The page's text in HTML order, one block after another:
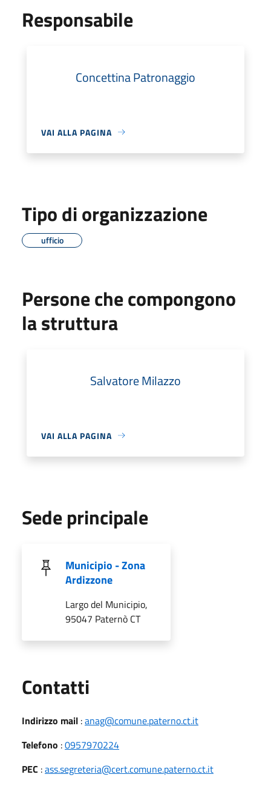
Responsabile
Concettina Patronaggio
VAI ALLA PAGINA
Tipo di organizzazione
ufficio
Persone che compongono
la struttura
Salvatore Milazzo
VAI ALLA PAGINA
Sede principale
Municipio - Zona
Ardizzone
Largo del Municipio,
95047 Paternò CT
Contatti
Indirizzo mail :anag@comune.paterno.ct.it
Telefono :0957970224
PEC :ass.segreteria@cert.comune.paterno.ct.it